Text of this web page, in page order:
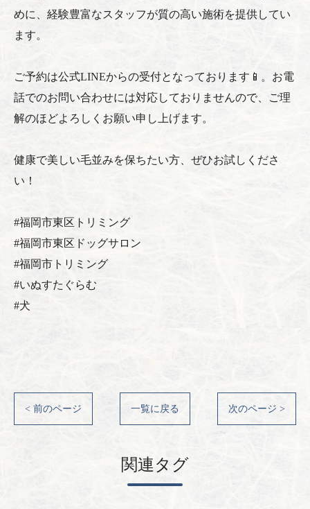
めに、経験豊富なスタッフが質の高い施術を提供してい
ます。
ご予約は公式LINEからの受付となっております📱。お電
話でのお問い合わせには対応しておりませんので、ご理
解のほどよろしくお願い申し上げます。
健康で美しい毛並みを保ちたい方、ぜひお試しくださ
い！
#福岡市東区トリミング
#福岡市東区ドッグサロン
#福岡市トリミング
#いぬすたぐらむ
#犬
< 前のページ 一覧に戻る 次のページ >
関連タグ